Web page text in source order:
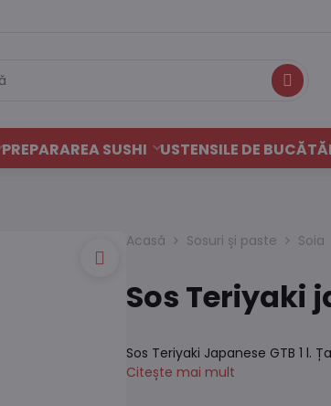
Caută
PREPARAREA SUSHI USTENSILE DE
Acasă Sosuri și paste Soia
Sos Teriyaki
Sos Teriyaki Japanese GTB 1 l.
Citește mai mult